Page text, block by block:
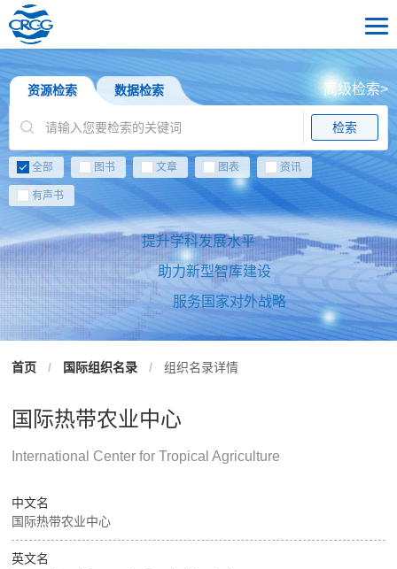
资源检索 数据检索
检索
高级检索>
全部 图书 文章 图表 资讯
有声书
提升学科发展水平
助力新型智库建设
服务国家对外战略
首页 / 国际组织名录 / 组织名录详情
国际热带农业中心
International Center for Tropical Agriculture
中文名
国际热带农业中心
英文名